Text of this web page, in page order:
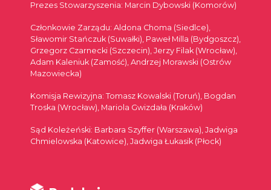
Prezes Stowarzyszenia: Marcin Dybowski (Komorów)
Członkowie Zarządu: Aldona Choma (Siedlce),
Sławomir Stańczuk (Suwałki), Paweł Milla (Bydgoszcz),
Grzegorz Czarnecki (Szczecin), Jerzy Filak (Wrocław),
Adam Kaleniuk (Zamość), Andrzej Morawski (Ostrów
Mazowiecka)
Komisja Rewizyjna: Tomasz Kowalski (Toruń), Bogdan
Troska (Wrocław), Mariola Gwizdała (Kraków)
Sąd Koleżeński: Barbara Szyffer (Warszawa), Jadwiga
Chmielowska (Katowice), Jadwiga Łukasik (Płock)